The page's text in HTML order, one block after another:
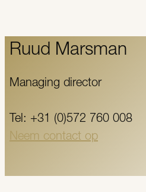
Ruud Marsman
Managing director
Tel: +31 (0)572 760 008
Neem contact op